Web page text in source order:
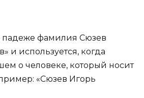
фамилия Сюзев
и используется, когда
о человеке, который носит
«Сюзев Игорь